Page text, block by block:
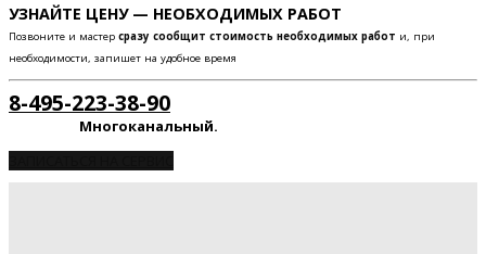
УЗНАЙТЕ ЦЕНУ — НЕОБХОДИМЫХ РАБОТ
Позвоните и мастер сразу сообщит стоимость необходимых работ и, при
необходимости, запишет на удобное время
8-495-223-38-90
Многоканальный.